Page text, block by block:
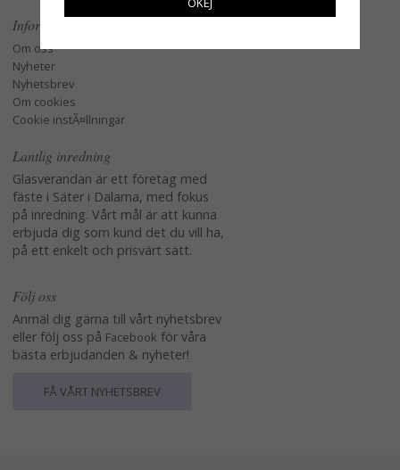
Information
Om oss
Nyheter
Nyhetsbrev
Om cookies
Cookie instÃ¤llningar
Lantlig inredning
Glasverandan är ett företag med
fäste i Säter i Dalarna, med fokus
på inredning. Vårt mål är att kunna
erbjuda dig som kund det du vill ha,
på ett enkelt och prisvärt sätt.
Följ oss
Anmäl dig gärna till vårt nyhetsbrev
eller följ oss på Facebook för våra
bästa erbjudanden & nyheter!
FÅ VÅRT NYHETSBREV